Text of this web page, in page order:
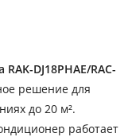
DJ18PHAE/RAC-
решение для
до 20 м².
работает